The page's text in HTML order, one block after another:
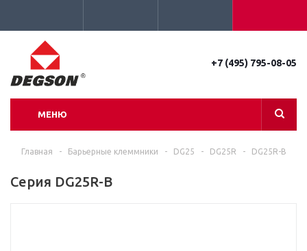
+7 (495) 795-08-05
МЕНЮ
Главная - Барьерные клеммники - DG25 - DG25R - DG25R-B
Серия DG25R-B